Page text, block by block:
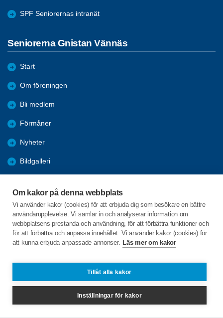
Om kakor på denna webbplats
Vi använder kakor (cookies) för att erbjuda dig som besökare en bättre
användarupplevelse. Vi samlar in och analyserar information om
webbplatsens prestanda och användning, för att förbättra funktioner och
för att förbättra och anpassa innehållet. Vi använder kakor (cookies) för
att kunna erbjuda anpassade annonser. Läs mer om kakor
Tillåt alla kakor
Inställningar för kakor
SPF Seniorernas intranät
Seniorerna Gnistan Vännäs
Start
Om föreningen
Bli medlem
Förmåner
Nyheter
Bildgalleri
Aktiviteter
C/o:Åke Sandström
ake.sandstrom@vannasmail.se